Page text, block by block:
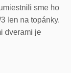
sme ho
len na topánky.
dverami je